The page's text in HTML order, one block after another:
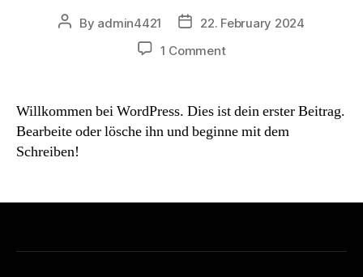
By admin4421
22. February 2024
1 Comment
Willkommen bei WordPress. Dies ist dein erster Beitrag.
Bearbeite oder lösche ihn und beginne mit dem
Schreiben!